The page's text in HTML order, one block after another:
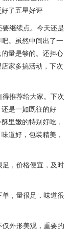
了五星好评
继续点。今天还是
。虽然中间出了一
量是够的。还担心
家多搞活动，下次
推荐给大家。下次
是一如既往的好
里嫩的特别好吃，
道好，包装精美，
，价格便宜，及时
，量很足，味道很
外形美观，重要的